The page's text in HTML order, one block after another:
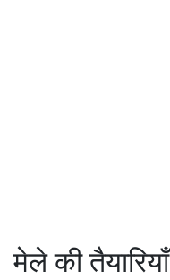
मेले की तैयारियाँ